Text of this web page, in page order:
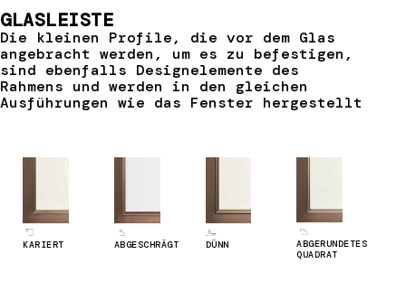
GLASLEISTE
Die kleinen Profile, die vor dem Glas
angebracht werden, um es zu befestigen,
sind ebenfalls Designelemente des
Rahmens und werden in den gleichen
Ausführungen wie das Fenster hergestellt
KARIERT ABGESCHRÄGT DÜNN
ABGERUNDETES
QUADRAT